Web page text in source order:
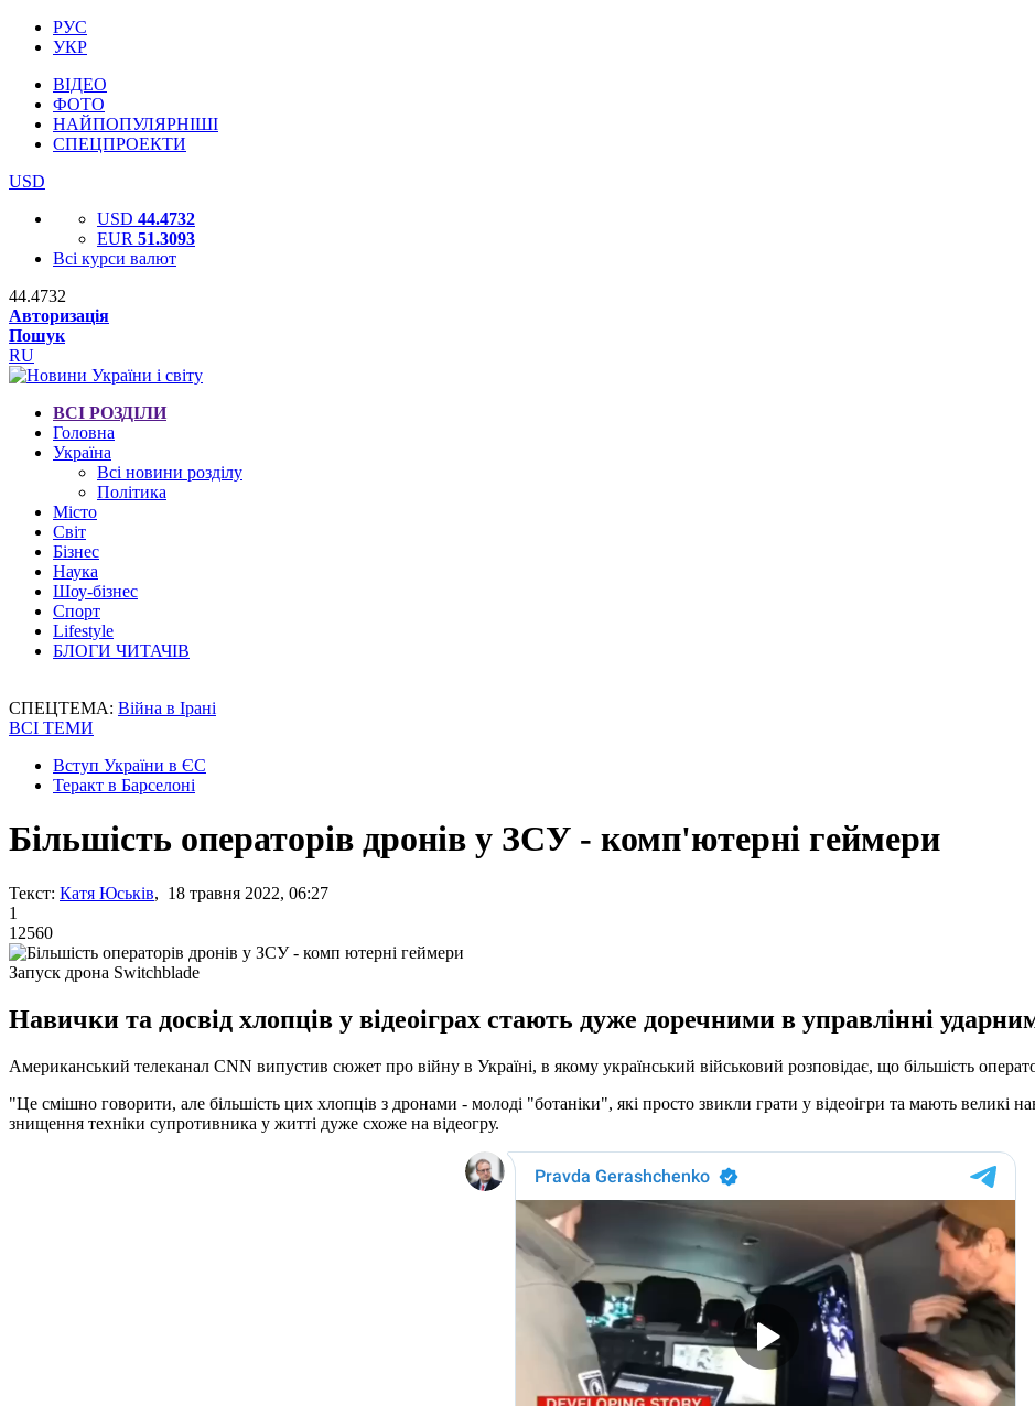
РУС
УКР
ВІДЕО
ФОТО
НАЙПОПУЛЯРНІШІ
СПЕЦПРОЕКТИ
USD
USD 44.4732
EUR 51.3093
Всі курси валют
44.4732
Авторизація
Пошук
RU
ВСІ РОЗДІЛИ
Головна
Україна
Всі новини розділу
Політика
Місто
Світ
Бізнес
Наука
Шоу-бізнес
Спорт
Lifestyle
БЛОГИ ЧИТАЧІВ
СПЕЦТЕМА: Війна в Ірані
ВСІ ТЕМИ
Вступ України в ЄС
Теракт в Барселоні
Більшість операторів дронів у ЗСУ - комп'ютерні геймери
Текст: Катя Юськів, 18 травня 2022, 06:27
1
12560
Запуск дрона Switchblade
Навички та досвід хлопців у відеоіграх стають дуже доречними в управлінні
Американський телеканал CNN випустив сюжет про війну в Україні, в якому український військовий розповідає, що більшість
"Це смішно говорити, але більшість цих хлопців з дронами - молоді "ботаніки", які просто звикли грати у відеоігри та мають
знищення техніки супротивника у житті дуже схоже на відеогру.